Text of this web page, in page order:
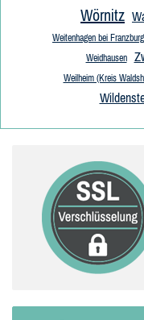
Wörnitz
Weitenhagen bei Franzburg
Weidhausen
Weilheim (Kreis